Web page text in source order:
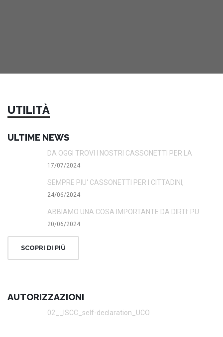
UTILITÀ
ULTIME NEWS
DA OGGI TROVI I NOSTRI CASSONETTI PER LA
17/07/2024
SEMPRE PIU' CASSONETTI PER I CITTADINI,
24/06/2024
ABBIAMO UNA COSA IMPORTANTE DA DIRTI: PU
20/06/2024
SCOPRI DI PIÙ
AUTORIZZAZIONI
02__ISCC_self-declaration_UCO